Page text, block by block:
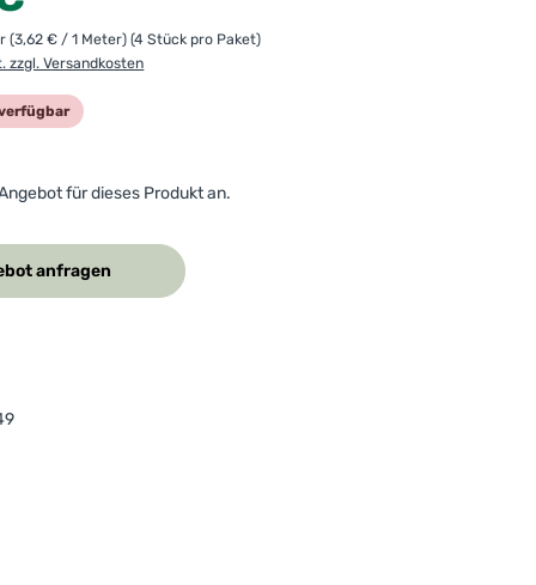
(3,62 € / 1 Meter)(4 Stück pro Paket)
zzgl. Versandkosten
für dieses Produkt an.
anfragen